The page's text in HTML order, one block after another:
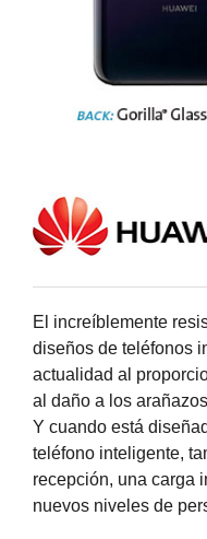
El increíblemente
diseños de teléfonos
actualidad al
al daño a los
Y cuando está
teléfono inteligente,
recepción, una carga
nuevos niveles de